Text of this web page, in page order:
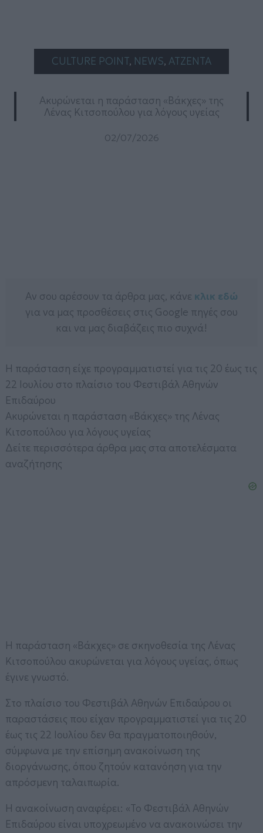
CULTURE POINT, NEWS, ΑΤΖΕΝΤΑ
Ακυρώνεται η παράσταση «Βάκχες» της
Λένας Κιτσοπούλου για λόγους υγείας
02/07/2026
Αν σου αρέσουν τα άρθρα μας, κάνε κλικ εδώ
για να μας προσθέσεις στις Google πηγές σου
και να μας διαβάζεις πιο συχνά!
Η παράσταση είχε προγραμματιστεί για τις 20 έως τις
22 Ιουλίου στο πλαίσιο του Φεστιβάλ Αθηνών
Επιδαύρου
Ακυρώνεται η παράσταση «Βάκχες» της Λένας
Κιτσοπούλου για λόγους υγείας
Δείτε περισσότερα άρθρα μας στα αποτελέσματα
αναζήτησης
Η παράσταση «Βάκχες» σε σκηνοθεσία της Λένας
Κιτσοπούλου ακυρώνεται για λόγους υγείας, όπως
έγινε γνωστό.
Στο πλαίσιο του Φεστιβάλ Αθηνών Επιδαύρου οι
παραστάσεις που είχαν προγραμματιστεί για τις 20
έως τις 22 Ιουλίου δεν θα πραγματοποιηθούν,
σύμφωνα με την επίσημη ανακοίνωση της
διοργάνωσης, όπου ζητούν κατανόηση για την
απρόσμενη ταλαιπωρία.
Η ανακοίνωση αναφέρει: «Το Φεστιβάλ Αθηνών
Επιδαύρου είναι υποχρεωμένο να ανακοινώσει την